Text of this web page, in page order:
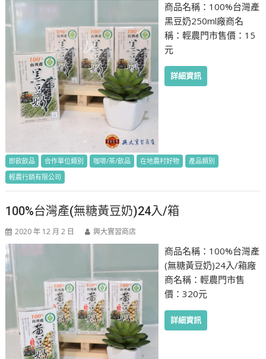
商品名稱：100%台灣產
黑豆奶250ml廠商名
稱：輕農門市售價：15
元
詳細資訊
即飲飲品 合作單位類別 咖啡/茶/飲品 在地農村好物
產品類別
輕農行銷有限公司
100%台灣產(無糖黃豆奶)24入/箱
2020 年 12 月 2 日 興大實習商店
商品名稱：100%台灣產
(無糖黃豆奶)24入/箱廠
商名稱：輕農門市售
價：320元
詳細資訊